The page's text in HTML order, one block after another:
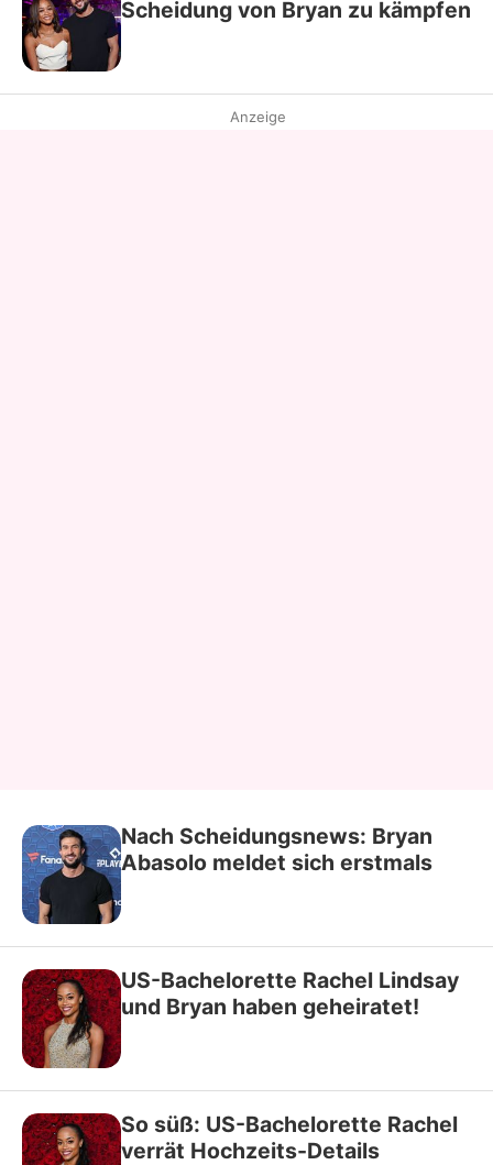
Scheidung von Bryan zu kämpfen
Anzeige
Nach Scheidungsnews: Bryan
Abasolo meldet sich erstmals
US-Bachelorette Rachel Lindsay
und Bryan haben geheiratet!
So süß: US-Bachelorette Rachel
verrät Hochzeits-Details